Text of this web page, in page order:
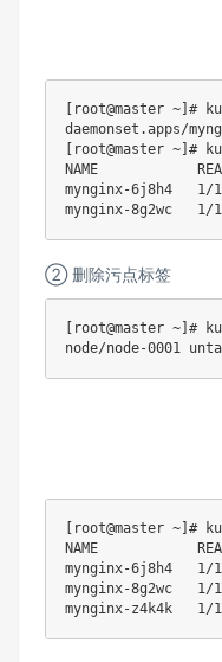
[root@master ~]#
daemonset.apps/
[root@master ~]#
NAME
mynginx-6j8h4   1/1
mynginx-8g2wc   1/
② 删除污点标签
[root@master ~]#
node/node-0001
[root@master ~]#
NAME
mynginx-6j8h4   1/1
mynginx-8g2wc   1/
mynginx-z4k4k   1/